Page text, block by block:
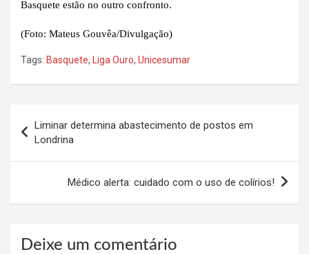
Basquete estão no outro confronto.
(Foto: Mateus Gouvêa/Divulgação)
Tags: Basquete, Liga Ouro, Unicesumar
de
Post
Liminar determina abastecimento de postos em
Londrina
Médico alerta: cuidado com o uso de colírios!
Deixe um comentário